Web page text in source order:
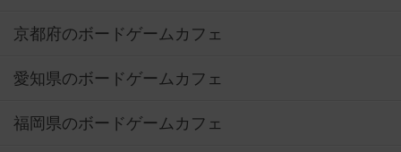
京都府のボードゲームカフェ
愛知県のボードゲームカフェ
福岡県のボードゲームカフェ